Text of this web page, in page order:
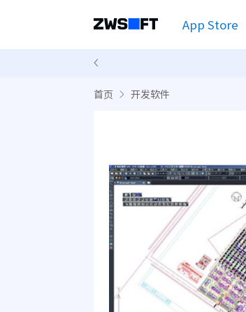
App Store
首页 开发软件